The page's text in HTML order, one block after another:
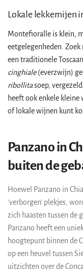
Lokale lekkernijen
Montefioralle is klein,
eetgelegenheden.
een traditionele
cinghiale(everzwijn)
ribollitasoep,
heeft ook enkele
of lokale wijnen kunt
Panzano in
buiten de
Hoewel Panzano in
'verborgen' plekjes,
zich haasten tussen de
Panzano heeft een
hoogtepunt binnen de
op een heuvel tussen
uitzichten over de